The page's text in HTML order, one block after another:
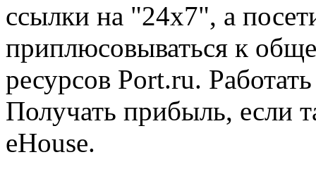
ссылки на "24x7", а
приплюсовываться к
ресурсов Port.ru.
Получать прибыль, если
eHouse.